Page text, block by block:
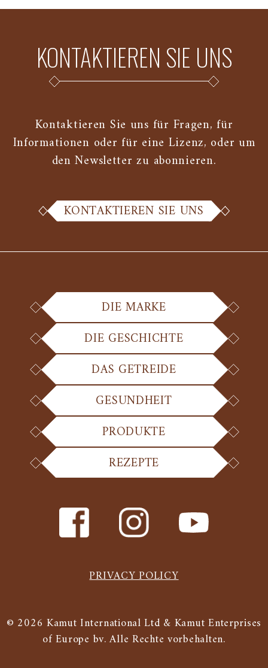
KONTAKTIEREN SIE UNS
Kontaktieren Sie uns für Fragen, für
Informationen oder für eine Lizenz, oder um
den Newsletter zu abonnieren.
KONTAKTIEREN SIE UNS
DIE MARKE
DIE GESCHICHTE
DAS GETREIDE
GESUNDHEIT
PRODUKTE
REZEPTE
PRIVACY POLICY
© 2026 Kamut International Ltd & Kamut Enterprises
of Europe bv. Alle Rechte vorbehalten.